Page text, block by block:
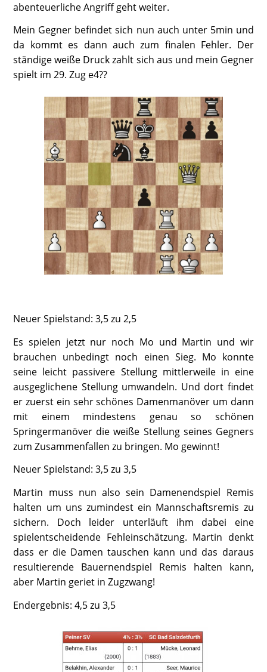
abenteuerliche Angriff geht weiter.
Mein Gegner befindet sich nun auch unter 5min und
da kommt es dann auch zum finalen Fehler. Der
ständige weiße Druck zahlt sich aus und mein Gegner
spielt im 29. Zug e4??
Neuer Spielstand: 3,5 zu 2,5
Es spielen jetzt nur noch Mo und Martin und wir
brauchen unbedingt noch einen Sieg. Mo konnte
seine leicht passivere Stellung mittlerweile in eine
ausgeglichene Stellung umwandeln. Und dort findet
er zuerst ein sehr schönes Damenmanöver um dann
mit einem mindestens genau so schönen
Springermanöver die weiße Stellung seines Gegners
zum Zusammenfallen zu bringen. Mo gewinnt!
Neuer Spielstand: 3,5 zu 3,5
Martin muss nun also sein Damenendspiel Remis
halten um uns zumindest ein Mannschaftsremis zu
sichern. Doch leider unterläuft ihm dabei eine
spielentscheidende Fehleinschätzung. Martin denkt
dass er die Damen tauschen kann und das daraus
resultierende Bauernendspiel Remis halten kann,
aber Martin geriet in Zugzwang!
Endergebnis: 4,5 zu 3,5